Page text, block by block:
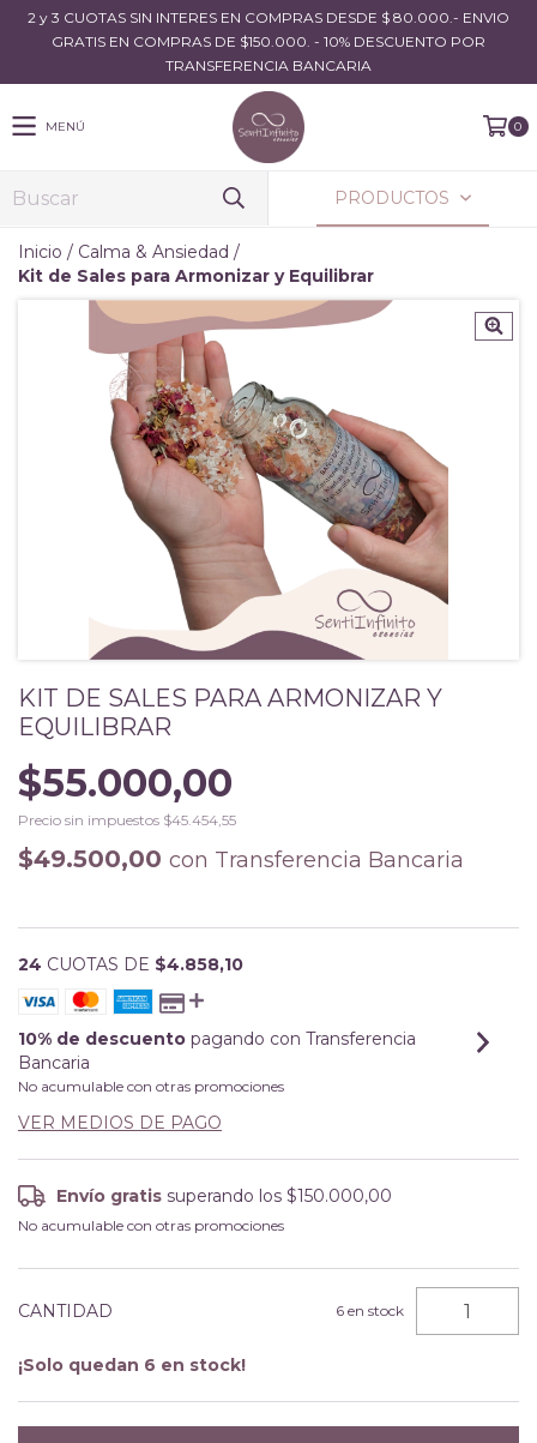
2 y 3 CUOTAS SIN INTERES EN COMPRAS DESDE $ 80.000.- ENVIO
GRATIS EN COMPRAS DE $150.000. - 10% DESCUENTO POR
TRANSFERENCIA BANCARIA
MENÚ 0
PRODUCTOS
Inicio / Calma & Ansiedad /
Kit de Sales para Armonizar y Equilibrar
KIT DE SALES PARA ARMONIZAR Y
EQUILIBRAR
$55.000,00
Precio sin impuestos $45.454,55
$49.500,00 con Transferencia Bancaria
24 CUOTAS DE $4.858,10
10% de descuento pagando con Transferencia
Bancaria
No acumulable con otras promociones
VER MEDIOS DE PAGO
Envío gratis superando los$150.000,00
No acumulable con otras promociones
CANTIDAD 6 en stock
¡Solo quedan 6 en stock!